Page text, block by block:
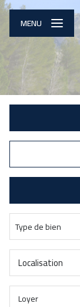
MENU
De l'immo
Type de bien
Localisation
Loyer